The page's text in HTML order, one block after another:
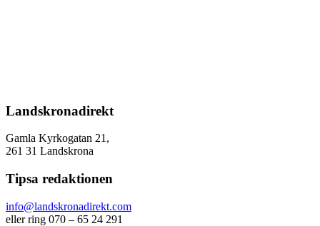
Landskronadirekt
Gamla Kyrkogatan 21,
261 31 Landskrona
Tipsa redaktionen
info@landskronadirekt.com
eller ring 070 – 65 24 291